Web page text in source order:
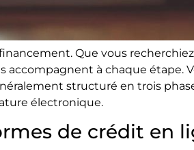
Que vous
à chaque étape.
structuré en trois
électronique.
de crédit en